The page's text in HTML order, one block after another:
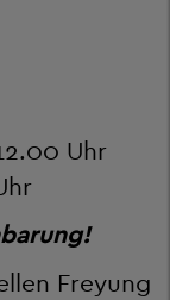
Uhr
Freyung